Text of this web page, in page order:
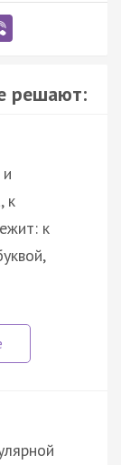
решают:
к
к